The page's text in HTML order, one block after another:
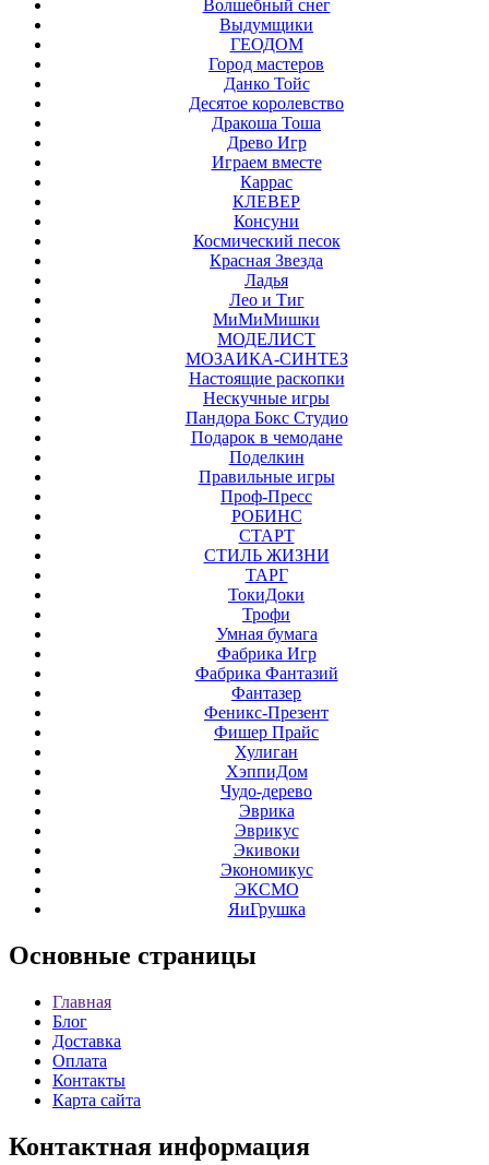
Волшебный снег
Выдумщики
ГЕОДОМ
Город мастеров
Данко Тойс
Десятое королевство
Дракоша Тоша
Древо Игр
Играем вместе
Каррас
КЛЕВЕР
Консуни
Космический песок
Красная Звезда
Ладья
Лео и Тиг
МиМиМишки
МОДЕЛИСТ
МОЗАИКА-СИНТЕЗ
Настоящие раскопки
Нескучные игры
Пандора Бокс Студио
Подарок в чемодане
Поделкин
Правильные игры
Проф-Пресс
РОБИНС
СТАРТ
СТИЛЬ ЖИЗНИ
ТАРГ
ТокиДоки
Трофи
Умная бумага
Фабрика Игр
Фабрика Фантазий
Фантазер
Феникс-Презент
Фишер Прайс
Хулиган
ХэппиДом
Чудо-дерево
Эврика
Эврикус
Экивоки
Экономикус
ЭКСМО
ЯиГрушка
Основные страницы
Главная
Блог
Доставка
Оплата
Контакты
Карта сайта
Контактная информация